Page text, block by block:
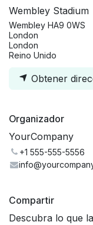
Wembley Stadium
Wembley HA9 0WS
London
London
Reino Unido
Obtener
Organizador
YourCompany
+1 555-555-5556
Compartir
Descubra lo que